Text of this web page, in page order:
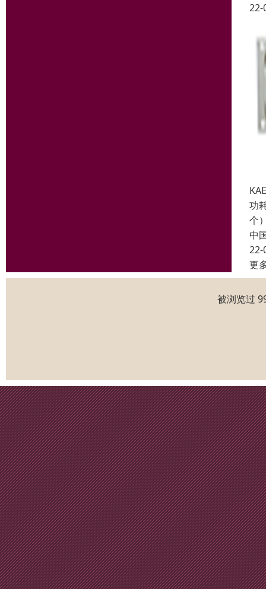
22-
功
个
中
22-
更
被浏览过